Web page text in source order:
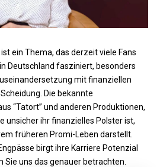
ist ein Thema, das derzeit viele Fans
Deutschland fasziniert, besonders
mit finanziellen
Die bekannte
“Tatort” und anderen Produktionen,
unsicher ihr finanzielles Polster ist,
früheren Promi-Leben darstellt.
birgt ihre Karriere Potenzial
Sie uns das genauer betrachten.